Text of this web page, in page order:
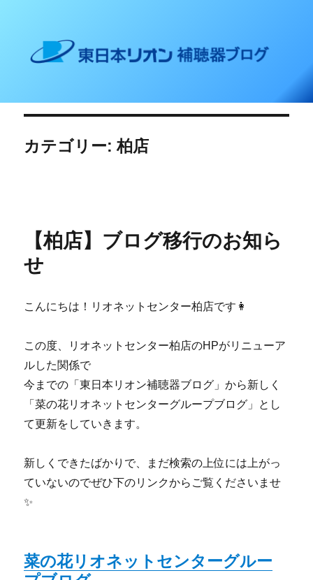
東日本リオン 補聴器ブログ
カテゴリー: 柏店
【柏店】ブログ移行のお知ら
せ
こんにちは！リオネットセンター柏店です👩
この度、リオネットセンター柏店のHPがリニューア
ルした関係で
今までの「東日本リオン補聴器ブログ」から新しく
「菜の花リオネットセンターグループブログ」とし
て更新をしていきます。
新しくできたばかりで、まだ検索の上位には上がっ
ていないのでぜひ下のリンクからご覧くださいませ
✨
菜の花リオネットセンターグルー